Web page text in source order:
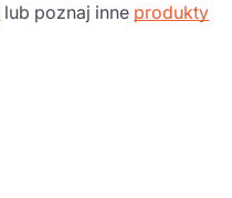
lub poznaj inne produkty